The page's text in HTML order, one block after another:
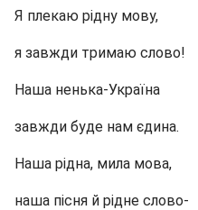
Я плекаю рідну мову,
я завжди тримаю слово!
Наша ненька-Україна
завжди буде нам єдина.
Наша рідна, мила мова,
наша пісня й рідне слово-